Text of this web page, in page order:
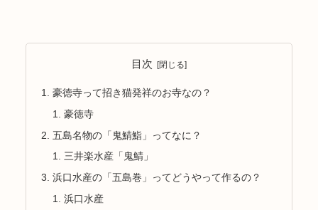
目次
豪徳寺って招き猫発祥のお寺なの？
豪徳寺
五島名物の「鬼鯖鮨」ってなに？
三井楽水産「鬼鯖」
浜口水産の「五島巻」ってどうやって作るの？
浜口水産